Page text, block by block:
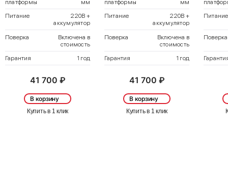
платформы
мм
Питание
220В +
аккумулятор
Поверка
Включена в
стоимость
Гарантия
1 год
41 700 ₽
В корзину
Купить в 1 клик
платформы
мм
Питание
220В +
аккумулятор
Поверка
Включена в
стоимость
Гарантия
1 год
41 700 ₽
В корзину
Купить в 1 клик
Питание
Поверка